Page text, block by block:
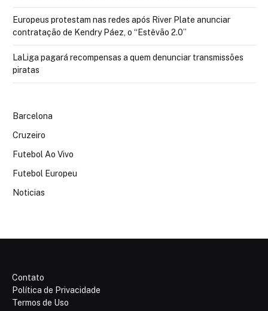
Europeus protestam nas redes após River Plate anunciar
contratação de Kendry Páez, o “Estêvão 2.0”
LaLiga pagará recompensas a quem denunciar transmissões
piratas
Barcelona
Cruzeiro
Futebol Ao Vivo
Futebol Europeu
Noticias
Contato
Política de Privacidade
Termos de Uso